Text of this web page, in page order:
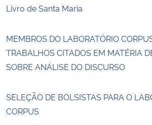
Livro de Santa Maria
MEMBROS DO LABORATÓRIO
TRABALHOS CITADOS EM MATÉRIA
SOBRE ANÁLISE DO DISCURSO
SELEÇÃO DE BOLSISTAS PARA O
CORPUS